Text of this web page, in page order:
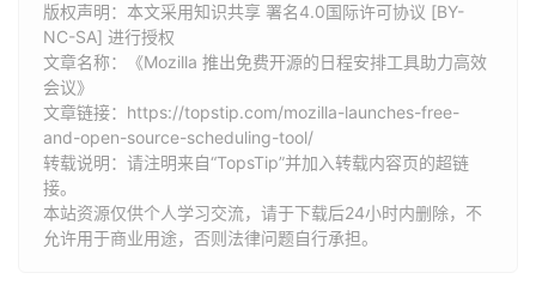
版权声明：本文采用知识共享 署名4.0国际许可协议 [BY-
NC-SA] 进行授权
文章名称：《Mozilla 推出免费开源的日程安排工具助力高效
会议》
文章链接： https://topstip.com/mozilla-launches-free-
and-open-source-scheduling-tool/
转载说明：请注明来自“TopsTip”并加入转载内容页的超链
接。
本站资源仅供个人学习交流，请于下载后24小时内删除，不
允许用于商业用途，否则法律问题自行承担。